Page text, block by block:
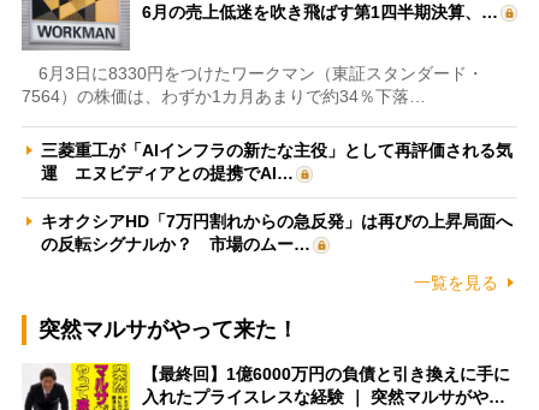
6月の売上低迷を吹き飛ばす第1四半期決算、…
6月3日に8330円をつけたワークマン（東証スタンダード・
7564）の株価は、わずか1カ月あまりで約34％下落…
三菱重工が「AIインフラの新たな主役」として再評価される気
運 エヌビディアとの提携でAI…
キオクシアHD「7万円割れからの急反発」は再びの上昇局面へ
の反転シグナルか？ 市場のムー…
一覧を見る
突然マルサがやって来た！
【最終回】1億6000万円の負債と引き換えに手に
入れたプライスレスな経験 ｜ 突然マルサがや…